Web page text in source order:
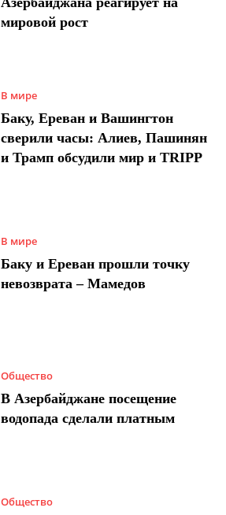
мировой рост
В мире
Баку, Ереван и Вашингтон
сверили часы: Алиев, Пашинян
и Трамп обсудили мир и TRIPP
В мире
Баку и Ереван прошли точку
невозврата – Мамедов
Общество
В Азербайджане посещение
водопада сделали платным
Общество